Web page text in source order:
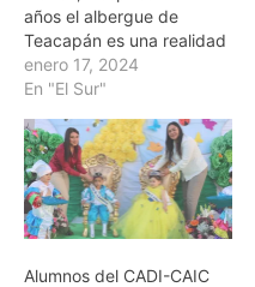
años el albergue de
Teacapán es una realidad
enero 17, 2024
En "El Sur"
Alumnos del CADI-CAIC